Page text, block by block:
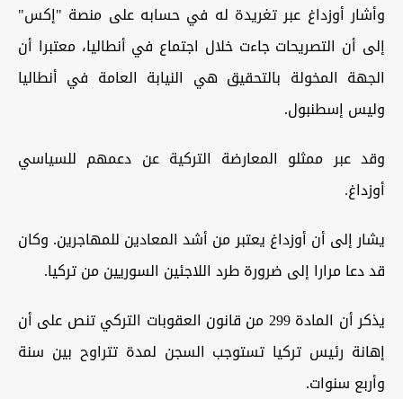
وأشار أوزداغ عبر تغريدة له في حسابه على منصة "إكس"
إلى أن التصريحات جاءت خلال اجتماع في أنطاليا، معتبرا أن
الجهة المخولة بالتحقيق هي النيابة العامة في أنطاليا
وليس إسطنبول.
وقد عبر ممثلو المعارضة التركية عن دعمهم للسياسي
أوزداغ.
يشار إلى أن أوزداغ يعتبر من أشد المعادين للمهاجرين. وكان
قد دعا مرارا إلى ضرورة طرد اللاجئين السوريين من تركيا.
يذكر أن المادة 299 من قانون العقوبات التركي تنص على أن
إهانة رئيس تركيا تستوجب السجن لمدة تتراوح بين سنة
وأربع سنوات.